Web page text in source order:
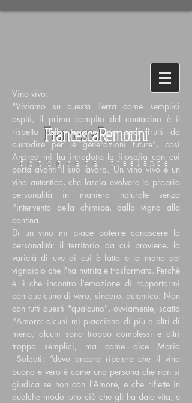
FrancescaRemorini
fotografafreelance
Vino vivo:
"Viviamo su questa Terra come semplici
ospiti, il primo compito del contadino è il
rispetto della terra e dei suoi frutti da
custodire per le generazioni future", così
Andrea mi ha introdotto la filosofia con cui
porta avanti il suo lavoro. Un vino vivo è un
vino autentico, che lascia evolvere la propria
personalità in maniera naturale senza
l'intervento della chimica, dalla vigna alla
cantina.
Di un vino mi piace poterne conoscere la
personalità: il territorio da cui proviene, la
varietà di uve di cui è fatto e la mano del
vignaiolo che l'ha nutrita e trasformata. Perchè
è lì che incontro l'emozione di rapportarmi
con qualcuno di vero, sincero, autentico. Non
con tutti questi "qualcuno", ovviamente, scatta
l'Amore: alcuni mi piacciono di più e altri di
meno, alcuni sono troppo complessi e altri
troppo semplici, ma come dice Mario
Soldati: “devo ancora ripetere che il vino
buono e vero è come una persona che non si
giudica se non con l’Amore, e che riflette in
qualche modo tutto ciò che gli ha dato vita, e